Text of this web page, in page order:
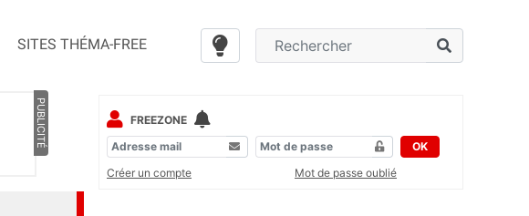
SITES THÉMA-FREE
PUBLICITÉ
FREEZONE
OK
Créer un compte
Mot de passe oublié